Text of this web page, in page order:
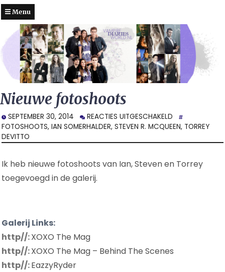
Menu
Nieuwe fotoshoots
SEPTEMBER 30, 2014 REACTIES UITGESCHAKELD VOOR
NIEUWE
FOTOSHOOTS, IAN SOMERHALDER, STEVEN R. MCQUEEN, TORREY
DEVITTO
Ik heb nieuwe fotoshoots van Ian, Steven en Torrey
toegevoegd in de galerij.
Galerij Links:
http//:XOXO The Mag
http//:XOXO The Mag – Behind The Scenes
http//:EazzyRyder